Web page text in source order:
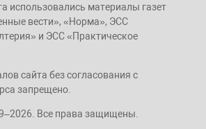
использовались материалы газет
вести», «Норма», ЭСС
и ЭСС «Практическое
сайта без согласования с
запрещено.
Все права защищены.